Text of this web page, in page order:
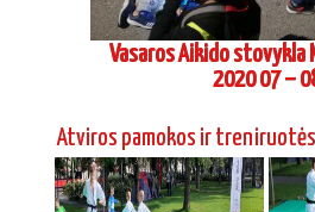
Vasaros Aikido stovykla
2020 07 –